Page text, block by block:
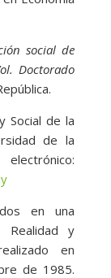
social de
Doctorado
Social de la
de la
en una
Realidad y
en
de 1985.